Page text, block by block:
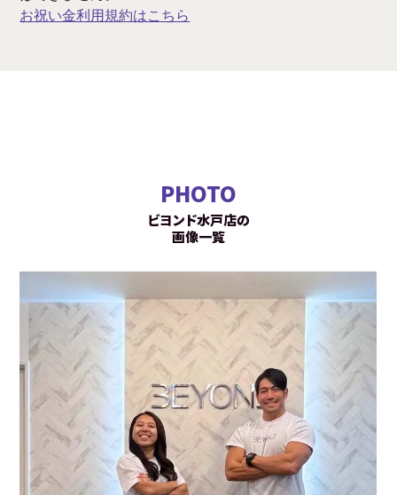
お祝い金利用規約はこちら
PHOTO
ビヨンド水戸店の
画像一覧